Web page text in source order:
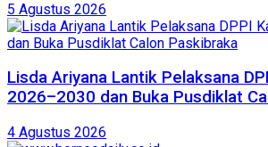
5 Agustus 2026
Lisda Ariyana Lantik Pelaksana
2026–2030 dan Buka Pusdiklat
4 Agustus 2026